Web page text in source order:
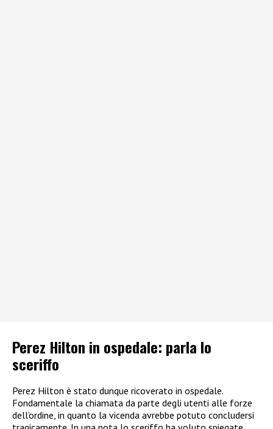
Perez Hilton in ospedale: parla lo
sceriffo
Perez Hilton è stato dunque ricoverato in ospedale.
Fondamentale la chiamata da parte degli utenti alle forze
dell’ordine, in quanto la vicenda avrebbe potuto concludersi